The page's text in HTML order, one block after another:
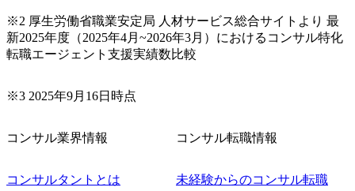
定 ・全社デジタルトランスフォーメーション企画構想 ・業
務/組織/システムの現状分析/RPA選定/導入/実装 ・プライベ
ート/パブリッククラウド導入 ・AI活用による業務効率化/
企画 ・Disruptive Technologyを活用した新規事業の立案/推
上げていきたい ・サービスやソリューションに捉われず、
でのプロジェクトに参画し、自身のスキルアップを図りた
※2 厚生労働省職業安定局 人材サービス総合サイトより 最
新2025年度（2025年4月~2026年3月）におけるコンサル特化
転職エージェント支援実績数比較
※3 2025年9月16日時点
コンサル業界情報
コンサルタントとは
コンサル転職情報
未経験からのコンサル転職